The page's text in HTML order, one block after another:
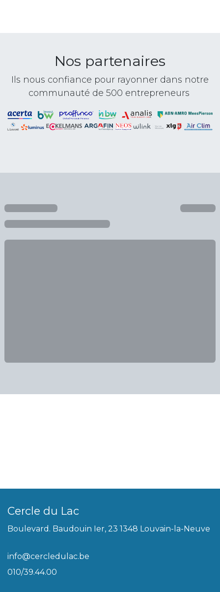
Nos partenaires
Ils nous confiance pour rayonner dans notre
communauté de 500 entrepreneurs
Cercle du Lac
Boulevard. Baudouin Ier, 23 1348 Louvain-la-Neuve
info@cercledulac.be
010/39.44.00